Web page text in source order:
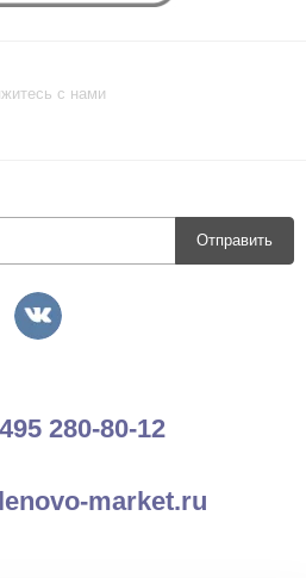
с нами
Отправить
280-80-12
market.ru